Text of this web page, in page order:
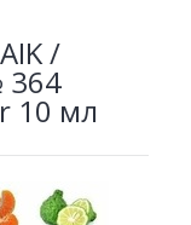
/
10 мл